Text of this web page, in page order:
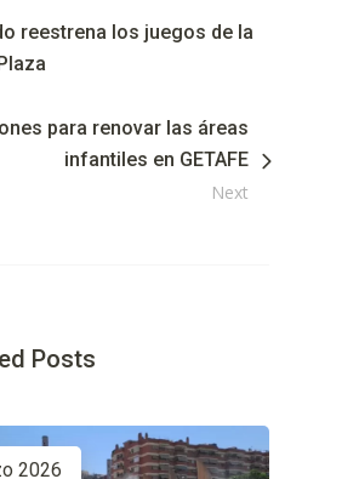
reestrena los juegos de la
para renovar las áreas
infantiles en GETAFE
Next
Posts
2026